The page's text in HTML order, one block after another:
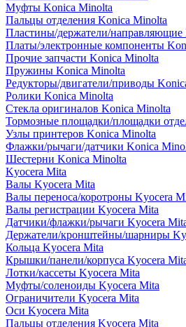
Муфты Konica Minolta
Пальцы отделения Konica Minolta
Пластины/держатели/направляющие
Платы/электронные компоненты
Прочие запчасти Konica Minolta
Пружины Konica Minolta
Редукторы/двигатели/приводы
Ролики Konica Minolta
Стекла оригиналов Konica Minolta
Тормозные площадки/площадки
Узлы принтеров Konica Minolta
Флажки/рычаги/датчики Konica
Шестерни Konica Minolta
Kyocera Mita
Валы Kyocera Mita
Валы переноса/коротроны Kyocera
Валы регистрации Kyocera Mita
Датчики/флажки/рычаги Kyocera
Держатели/кронштейны/шарниры
Кольца Kyocera Mita
Крышки/панели/корпуса Kyocera
Лотки/кассеты Kyocera Mita
Муфты/соленоиды Kyocera Mita
Ограничители Kyocera Mita
Оси Kyocera Mita
Пальцы отделения Kyocera Mita